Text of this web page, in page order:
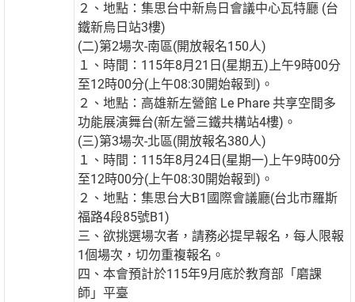
２、地點：集思台中新烏日會議中心瓦特廳 (台
鐵新烏日站3樓)
(二)第2場次-南區(開放報名150人)
１、時間：115年8月21日(星期五)上午9時00分
至12時00分(上午08:30開始報到)。
２、地點：高雄新左營館 Le Phare 共享空間多
功能展演舞台(新左營三鐵共構站4樓)。
(三)第3場次-北區(開放報名380人)
１、時間：115年8月24日(星期一)上午9時00分
至12時00分(上午08:30開始報到)。
２、地點：集思台大B1國際會議廳(台北市羅斯
福路4段85號B1)
三、欲挑選場次者，請務必提早報名，每人限報
1個場次，切勿重複報名。
四、本會預計於115年9月底於教育部「磨課
師」平臺